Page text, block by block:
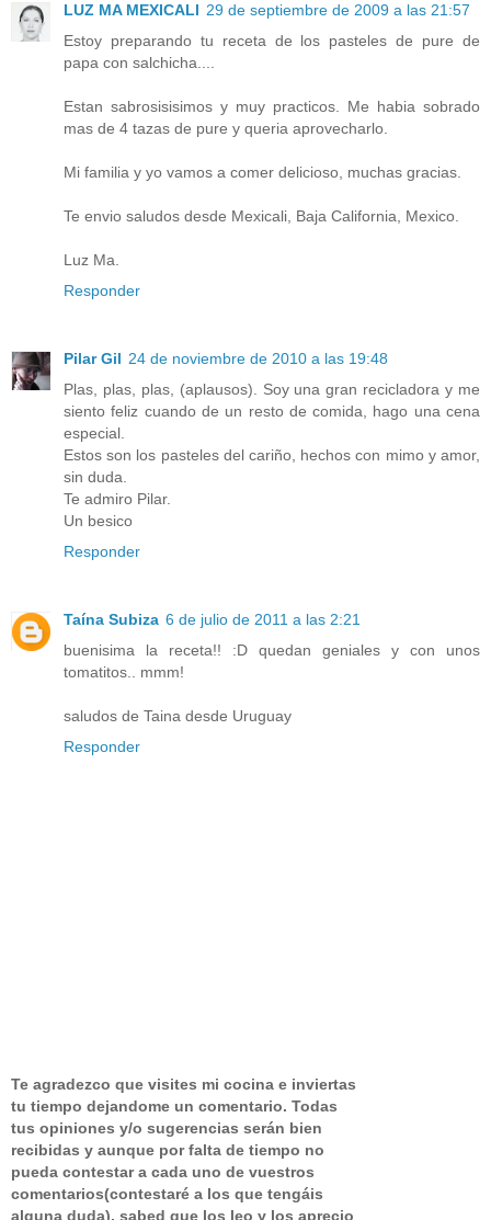
LUZ MA MEXICALI 29 de septiembre de 2009 a las 21:57
Estoy preparando tu receta de los pasteles de pure de
papa con salchicha....
Estan sabrosisisimos y muy practicos. Me habia sobrado
mas de 4 tazas de pure y queria aprovecharlo.
Mi familia y yo vamos a comer delicioso, muchas gracias.
Te envio saludos desde Mexicali, Baja California, Mexico.
Luz Ma.
Responder
Pilar Gil 24 de noviembre de 2010 a las 19:48
Plas, plas, plas, (aplausos). Soy una gran recicladora y me
siento feliz cuando de un resto de comida, hago una cena
especial.
Estos son los pasteles del cariño, hechos con mimo y amor,
sin duda.
Te admiro Pilar.
Un besico
Responder
Taína Subiza 6 de julio de 2011 a las 2:21
buenisima la receta!! :D quedan geniales y con unos
tomatitos.. mmm!
saludos de Taina desde Uruguay
Responder
Te agradezco que visites mi cocina e inviertas
tu tiempo dejandome un comentario. Todas
tus opiniones y/o sugerencias serán bien
recibidas y aunque por falta de tiempo no
pueda contestar a cada uno de vuestros
comentarios(contestaré a los que tengáis
alguna duda), sabed que los leo y los aprecio